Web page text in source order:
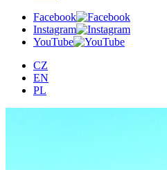
Facebook
Instagram
YouTube
CZ
EN
PL